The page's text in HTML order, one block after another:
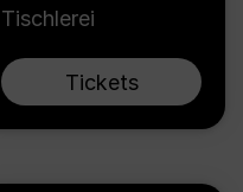
Tischlerei
Tickets